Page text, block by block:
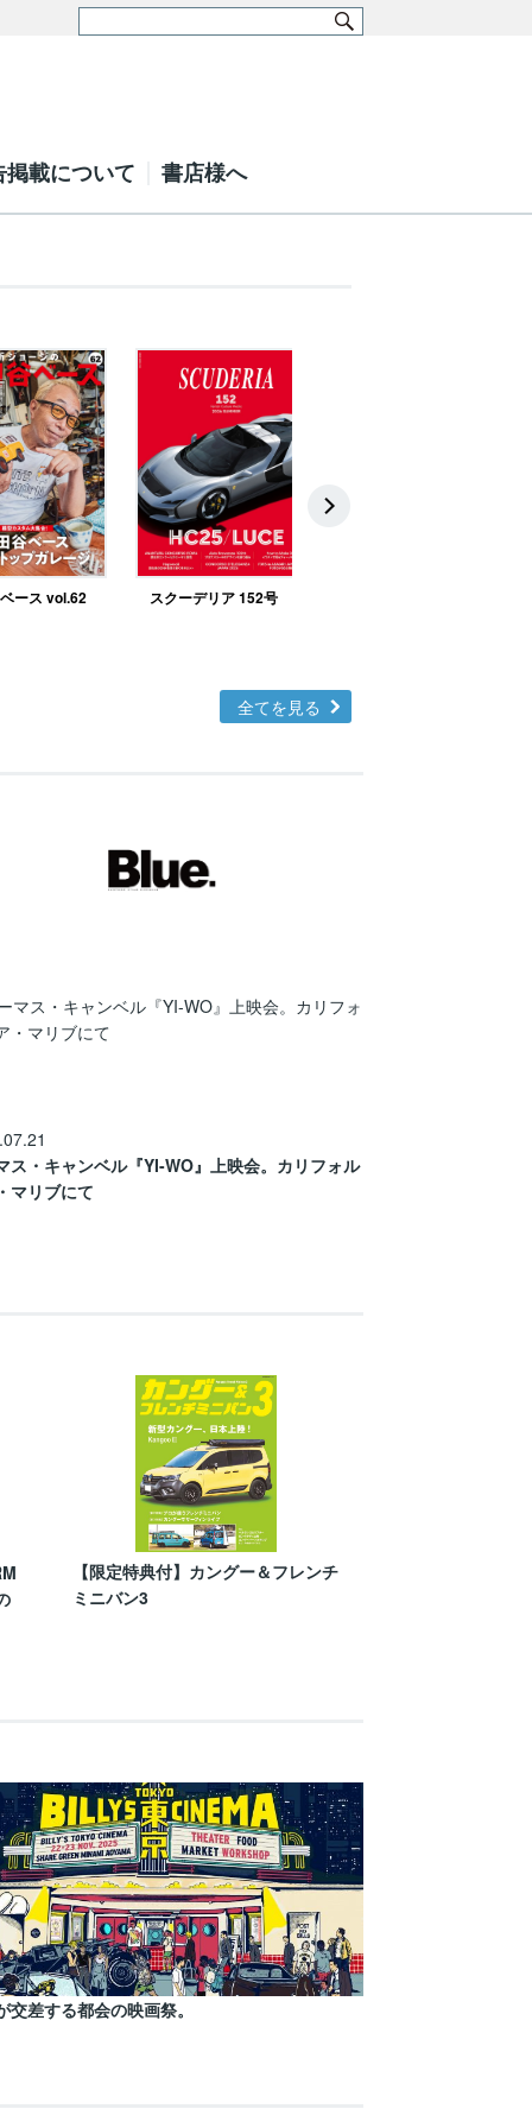
掲載について 書店様へ
ース vol.62 スクーデリア 152号
全てを見る
ス・キャンベル『YI-WO』上映会。カリフォル
マリブにて
【限定特典付】カングー＆フレンチ
ミニバン3
交差する都会の映画祭。